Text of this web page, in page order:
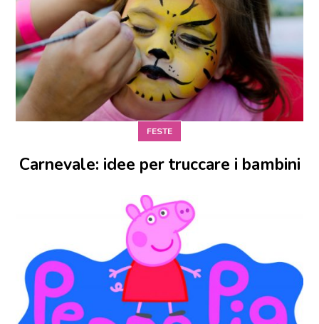
FESTE
Carnevale: idee per truccare i bambini